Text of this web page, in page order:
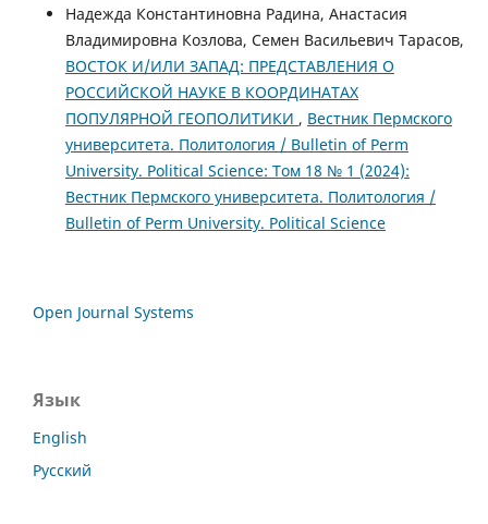
Надежда Константиновна Радина, Анастасия
Владимировна Козлова, Семен Васильевич Тарасов,
ВОСТОК И/ИЛИ ЗАПАД: ПРЕДСТАВЛЕНИЯ О
РОССИЙСКОЙ НАУКЕ В КООРДИНАТАХ
ПОПУЛЯРНОЙ ГЕОПОЛИТИКИ , Вестник Пермского
университета. Политология / Bulletin of Perm
University. Political Science: Том 18 № 1 (2024):
Вестник Пермского университета. Политология /
Bulletin of Perm University. Political Science
Open Journal Systems
Язык
English
Русский